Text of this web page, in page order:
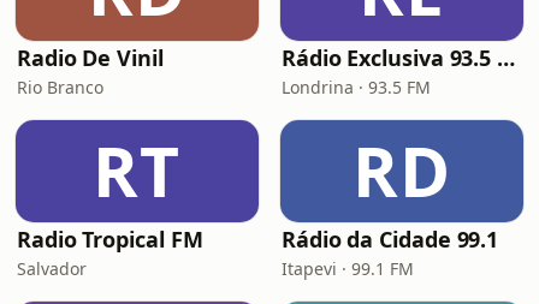
Radio De Vinil
Rio Branco
Rádio Exclusiva 93.5 FM
Londrina · 93.5 FM
RT
Radio Tropical FM
Salvador
RD
Rádio da Cidade 99.1
Itapevi · 99.1 FM